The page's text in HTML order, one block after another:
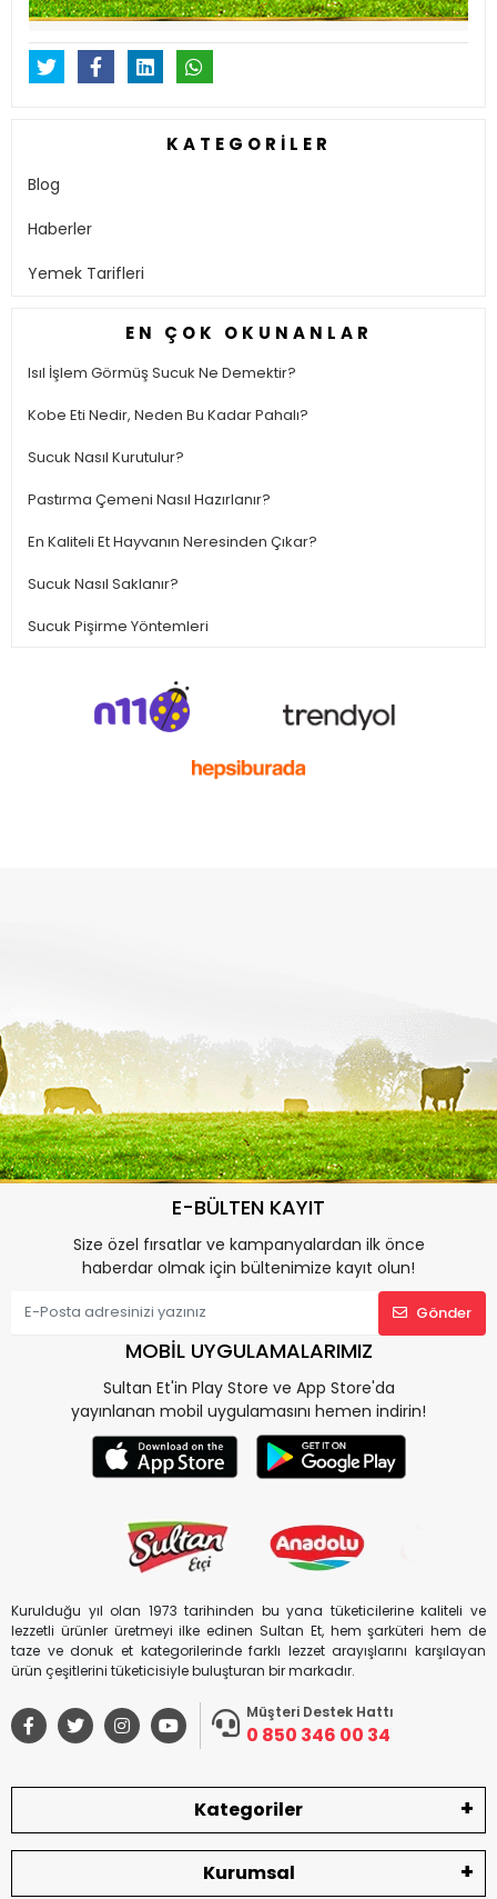
KATEGORILER
Blog
Haberler
Yemek Tarifleri
EN ÇOK OKUNANLAR
Isıl İşlem Görmüş Sucuk Ne Demektir?
Kobe Eti Nedir, Neden Bu Kadar Pahalı?
Sucuk Nasıl Kurutulur?
Pastırma Çemeni Nasıl Hazırlanır?
En Kaliteli Et Hayvanın Neresinden Çıkar?
Sucuk Nasıl Saklanır?
Sucuk Pişirme Yöntemleri
E-BÜLTEN KAYIT
Size özel fırsatlar ve kampanyalardan ilk önce
haberdar olmak için bültenimize kayıt olun!
Gönder
MOBİL UYGULAMALARIMIZ
Sultan Et'in Play Store ve App Store'da
yayınlanan mobil uygulamasını hemen indirin!
Kurulduğu yıl olan 1973 tarihinden bu yana tüketicilerine kaliteli ve
lezzetli ürünler üretmeyi ilke edinen Sultan Et, hem şarküteri hem de
taze ve donuk et kategorilerinde farklı lezzet arayışlarını karşılayan
ürün çeşitlerini tüketicisiyle buluşturan bir markadır.
Müşteri Destek Hattı
0 850 346 00 34
Kategoriler
Kurumsal